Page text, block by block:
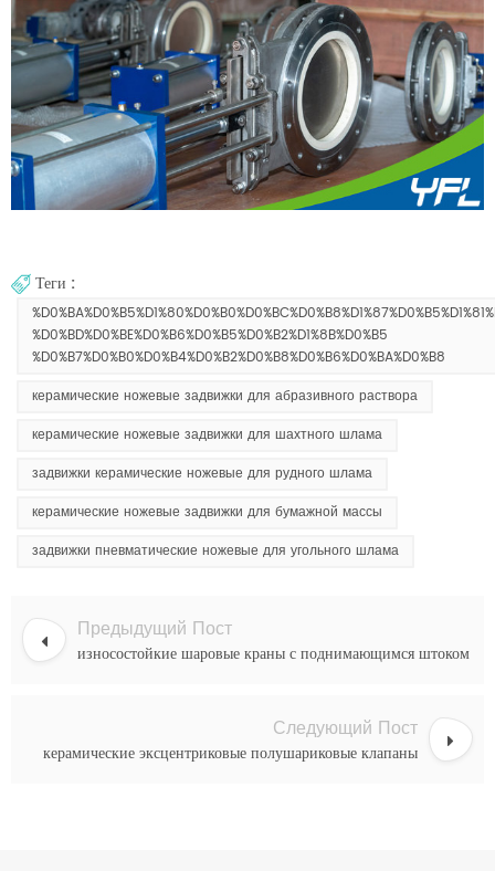
Теги :
%D0%BD%D0%BE%D0%B6%D0%B5%D0%B2%D1%8B%D0%B5
%D0%B7%D0%B0%D0%B4%D0%B2%D0%B8%D0%B6%D0%BA%D0%B8
керамические ножевые задвижки для абразивного раствора
керамические ножевые задвижки для шахтного шлама
задвижки керамические ножевые для рудного шлама
керамические ножевые задвижки для бумажной массы
задвижки пневматические ножевые для угольного шлама
Предыдущий Пост
износостойкие шаровые краны с поднимающимся штоком
Следующий Пост
керамические эксцентриковые полушариковые клапаны